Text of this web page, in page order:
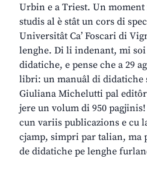
Urbin e a Triest. Un
studis al è stât un cors di
Universitât Ca’ Foscari di
lenghe. Di li indenant, mi
didatiche, e pense che a 29
libri: un manuâl di didatiche
Giuliana Michelutti pal
jere un volum di 950
cun variis publicazions e cu
cjamp, simpri par talian, ma
de didatiche pe lenghe